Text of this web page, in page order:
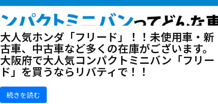
大人気ホンダ「フリード」！！未使用車・新
古車、中古車など多くの在庫がございます。
大阪府で大人気コンパクトミニバン「フリー
ド」を買うならリバティで！！
続きを読む